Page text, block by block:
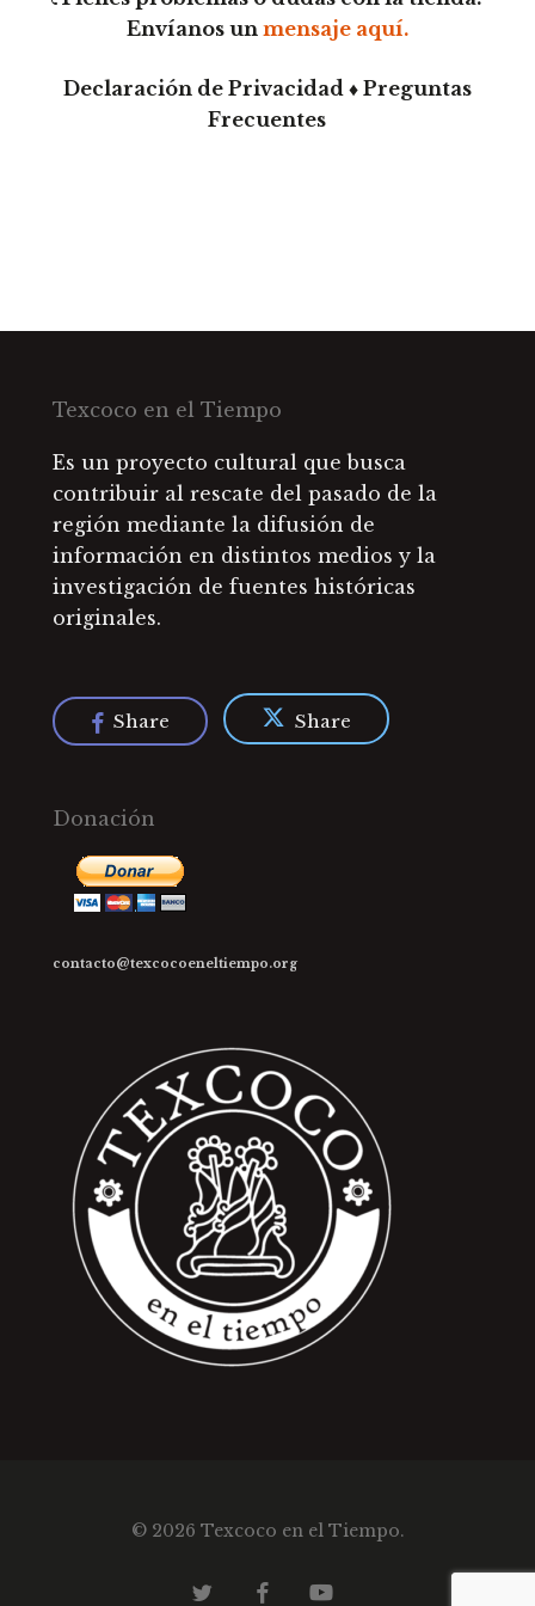
Envíanos un mensaje aquí.
Declaración de Privacidad ♦ Preguntas
Frecuentes
Texcoco en el Tiempo
Es un proyecto cultural que busca
contribuir al rescate del pasado de la
región mediante la difusión de
información en distintos medios y la
investigación de fuentes históricas
originales.
Share Share
Donación
contacto@texcocoeneltiempo.org
© 2026 Texcoco en el Tiempo.
twitter facebookyoutube